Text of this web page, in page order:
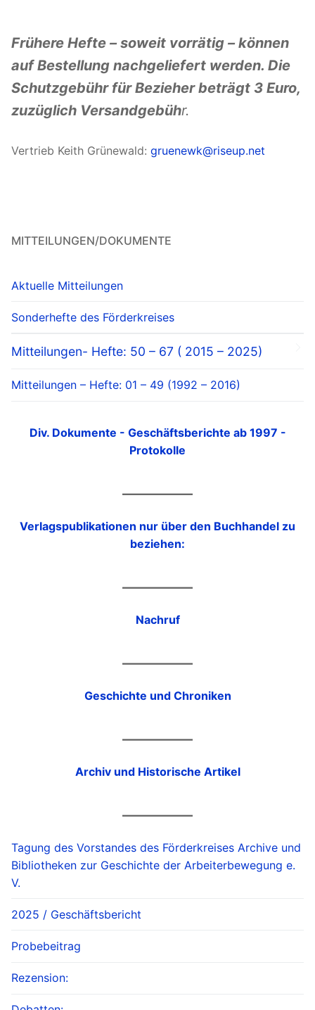
Frühere Hefte – soweit vorrätig – können
auf Bestellung nachgeliefert werden. Die
Schutzgebühr für Bezieher beträgt 3 Euro,
zuzüglich Versandgebühr.
Vertrieb Keith Grünewald: gruenewk@riseup.net
MITTEILUNGEN/DOKUMENTE
Aktuelle Mitteilungen
Sonderhefte des Förderkreises
Mitteilungen- Hefte: 50 – 67 ( 2015 – 2025)
Mitteilungen – Hefte: 01 – 49 (1992 – 2016)
Div. Dokumente - Geschäftsberichte ab 1997 -
Protokolle
Verlagspublikationen nur über den Buchhandel zu
beziehen:
Nachruf
Geschichte und Chroniken
Archiv und Historische Artikel
Tagung des Vorstandes des Förderkreises Archive und
Bibliotheken zur Geschichte der Arbeiterbewegung e.
V.
2025 / Geschäftsbericht
Probebeitrag
Rezension: